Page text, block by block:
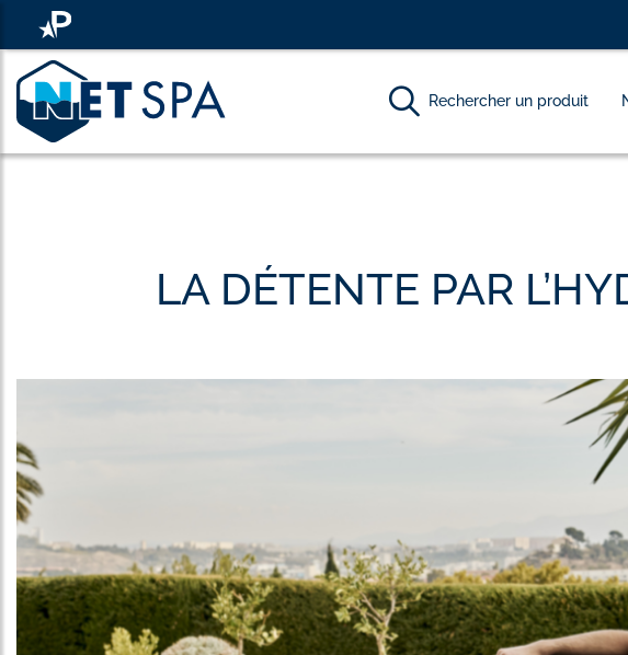
Rechercher un produit
LA DÉTENTE PAR